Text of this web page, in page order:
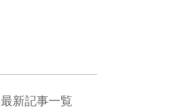
最新記事一覧